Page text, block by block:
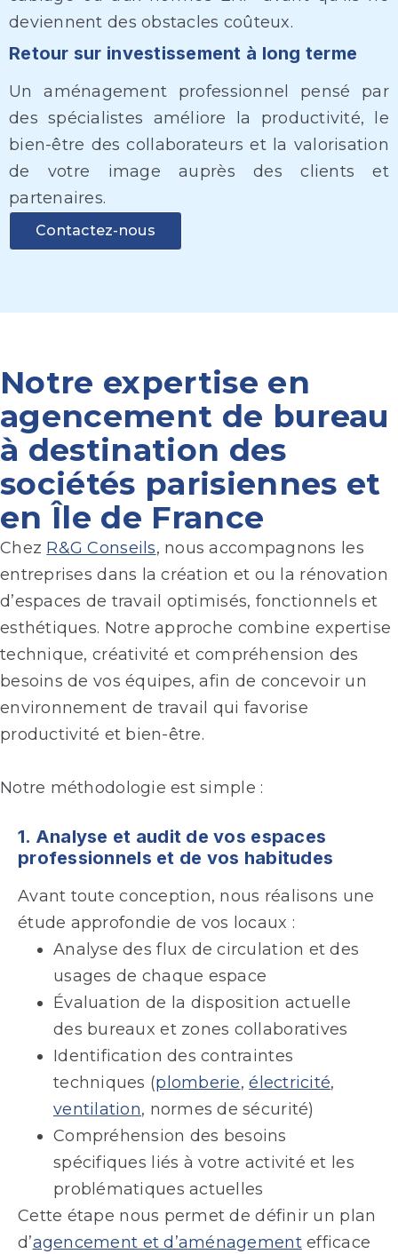
deviennent des obstacles coûteux.
Retour sur investissement à long terme
Un aménagement professionnel pensé par
des spécialistes améliore la productivité, le
bien-être des collaborateurs et la valorisation
de votre image auprès des clients et
partenaires.
Contactez-nous
Notre expertise en
agencement de bureau
à destination des
sociétés parisiennes et
en Île de France
Chez R&G Conseils, nous accompagnons les
entreprises dans la création et ou la rénovation
d’espaces de travail optimisés, fonctionnels et
esthétiques. Notre approche combine expertise
technique, créativité et compréhension des
besoins de vos équipes, afin de concevoir un
environnement de travail qui favorise
productivité et bien-être.
Notre méthodologie est simple :
1. Analyse et audit de vos espaces
professionnels et de vos habitudes
Avant toute conception, nous réalisons une
étude approfondie de vos locaux :
Analyse des flux de circulation et des
usages de chaque espace
Évaluation de la disposition actuelle
des bureaux et zones collaboratives
Identification des contraintes
techniques (plomberie,électricité,
ventilation, normes de sécurité)
Compréhension des besoins
spécifiques liés à votre activité et les
problématiques actuelles
Cette étape nous permet de définir un plan
d’agencement et d’aménagementefficace